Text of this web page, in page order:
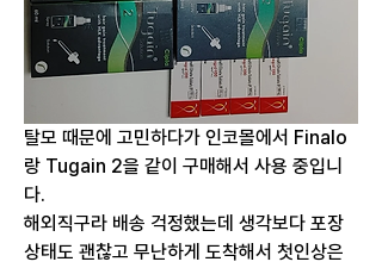
탈모 때문에 고민하다가 인코몰에서 Finalo
랑 Tugain 2을 같이 구매해서 사용 중입니
다.
해외직구라 배송 걱정했는데 생각보다 포장
상태도 괜찮고 무난하게 도착해서 첫인상은